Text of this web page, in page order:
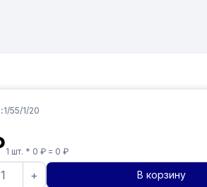
1/55/1/20
1 шт. * 0 ₽ = 0 ₽
+ В корзину